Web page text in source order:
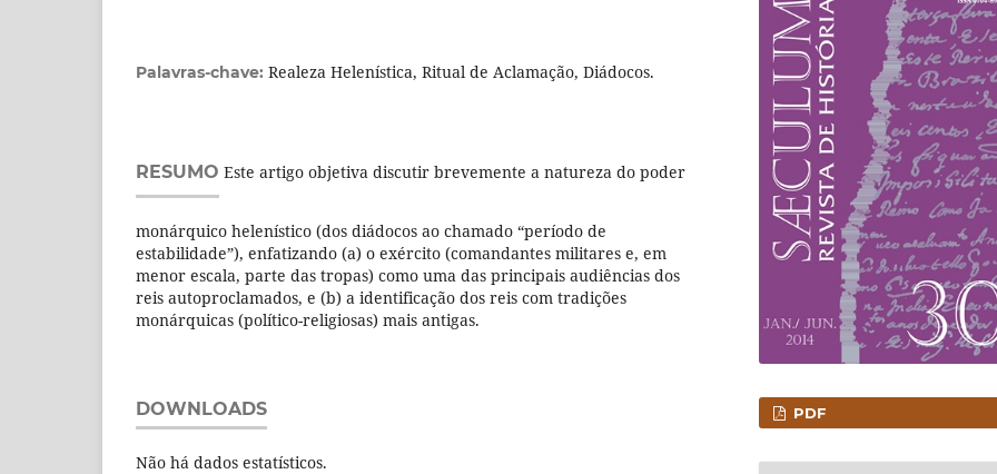
Palavras-chave: Realeza Helenística, Ritual de Aclamação, Diádocos.
RESUMO Este artigo objetiva discutir brevemente a natureza do poder
monárquico helenístico (dos diádocos ao chamado “período de
estabilidade”), enfatizando (a) o exército (comandantes militares e, em
menor escala, parte das tropas) como uma das principais audiências dos
reis autoproclamados, e (b) a identificação dos reis com tradições
monárquicas (político-religiosas) mais antigas.
DOWNLOADS
Não há dados estatísticos.
PDF